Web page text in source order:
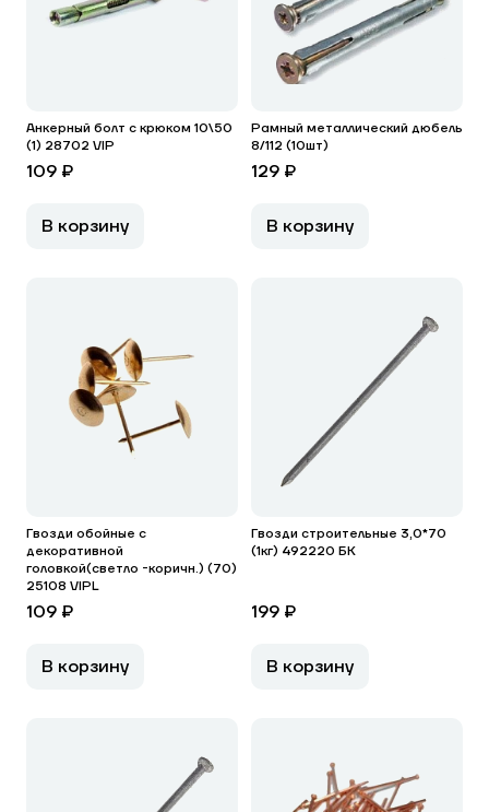
Анкерный болт с крюком 10\50
(1) 28702 VIP
109 ₽
В корзину
Рамный металлический дюбель
8/112 (10шт)
129 ₽
В корзину
Гвозди обойные с
декоративной
головкой(светло -коричн.) (70)
25108 VIPL
109 ₽
В корзину
Гвозди строительные 3,0*70
(1кг) 492220 БК
199 ₽
В корзину